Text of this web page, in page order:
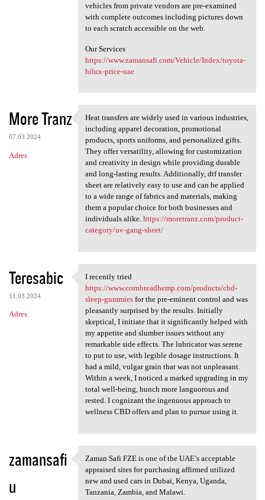
vehicles from private vendors are pre-examined
with complete outcomes including pictures down
to each scratch accessible on the web.
Our Services
https://www.zamansafi.com/Vehicle/Index/toyota-
hilux-price-uae
More Tranz
07.03.2024
Adres
Heat transfers are widely
Heat transfers are widely used in various industries,
including apparel decoration, promotional
products, sports uniforms, and personalized gifts.
They offer versatility, allowing for customization
and creativity in design while providing durable
and long-lasting results. Additionally, dtf transfer
sheet are relatively easy to use and can be applied
to a wide range of fabrics and materials, making
them a popular choice for both businesses and
individuals alike. https://moretranz.com/product-
category/uv-gang-sheet/
Teresabic
11.03.2024
Adres
I recently tried https://www
I recently tried
https://www.cornbreadhemp.com/products/cbd-
sleep-gummiesfor the pre-eminent control and was
pleasantly surprised by the results. Initially
skeptical, I initiate that it significantly helped with
my appetite and slumber issues without any
remarkable side effects. The lubricator was serene
to put to use, with legible dosage instructions. It
had a mild, vulgar grain that was not unpleasant.
Within a week, I noticed a marked upgrading in my
total well-being, hunch more languorous and
rested. I cognizant the ingenuous approach to
wellness CBD offers and plan to pursue using it.
zamansafi
u
Zaman Safi FZE is one of the
Zaman Safi FZE is one of the UAE’s acceptable
appraised sites for purchasing affirmed utilized
new and used cars in Dubai, Kenya, Uganda,
Tanzania, Zambia, and Malawi.